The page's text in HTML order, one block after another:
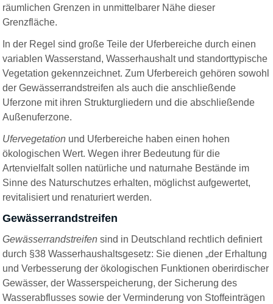
räumlichen Grenzen in unmittelbarer Nähe dieser
Grenzfläche.
In der Regel sind große Teile der Uferbereiche durch einen
variablen Wasserstand, Wasserhaushalt und standorttypische
Vegetation gekennzeichnet. Zum Uferbereich gehören sowohl
der Gewässerrandstreifen als auch die anschließende
Uferzone mit ihren Strukturgliedern und die abschließende
Außenuferzone.
Ufervegetation und Uferbereiche haben einen hohen
ökologischen Wert. Wegen ihrer Bedeutung für die
Artenvielfalt sollen natürliche und naturnahe Bestände im
Sinne des Naturschutzes erhalten, möglichst aufgewertet,
revitalisiert und renaturiert werden.
Gewässerrandstreifen
Gewässerrandstreifen sind in Deutschland rechtlich definiert
durch §38 Wasserhaushaltsgesetz: Sie dienen „der Erhaltung
und Verbesserung der ökologischen Funktionen oberirdischer
Gewässer, der Wasserspeicherung, der Sicherung des
Wasserabflusses sowie der Verminderung von Stoffeinträgen